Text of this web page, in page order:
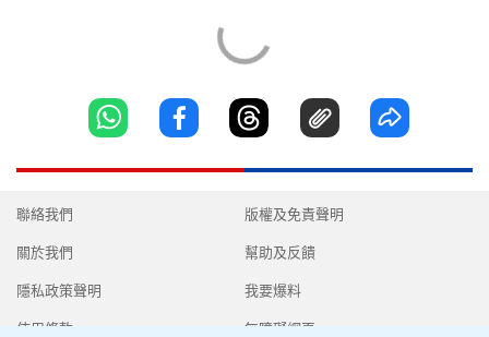
聯絡我們
關於我們
隱私政策聲明
使用條款
版權及免責聲明
幫助及反饋
我要爆料
無障礙網頁